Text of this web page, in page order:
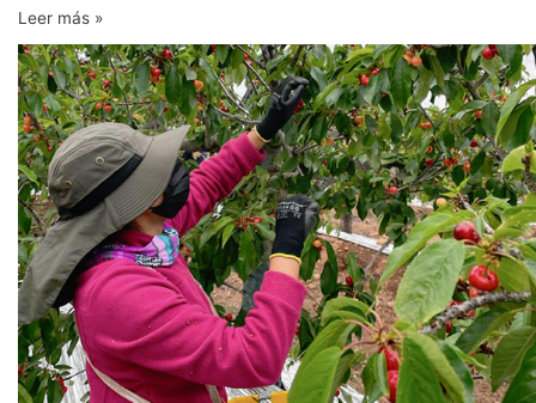
Leer más »
La
fórmula
que
permitió
a
Chile
romper
su
récord
de
la
cereza
más
temprana